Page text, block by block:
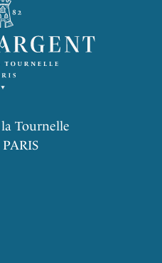
Tournelle
PARIS